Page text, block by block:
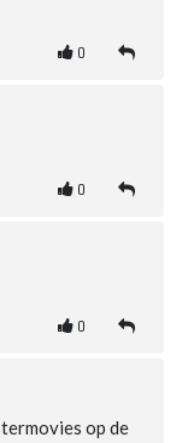
0
0
0
op de